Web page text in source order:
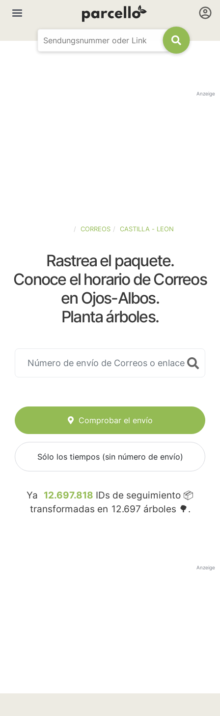
Anzeige
CORREOS CASTILLA - LEON
Rastrea el paquete.
Conoce el horario de Correos
en Ojos-Albos.
Planta árboles.
Comprobar el envío
Sólo los tiempos (sin número de envío)
Ya 12.697.818 IDs de seguimiento 📦
transformadas en 12.697 árboles 🌳.
Anzeige